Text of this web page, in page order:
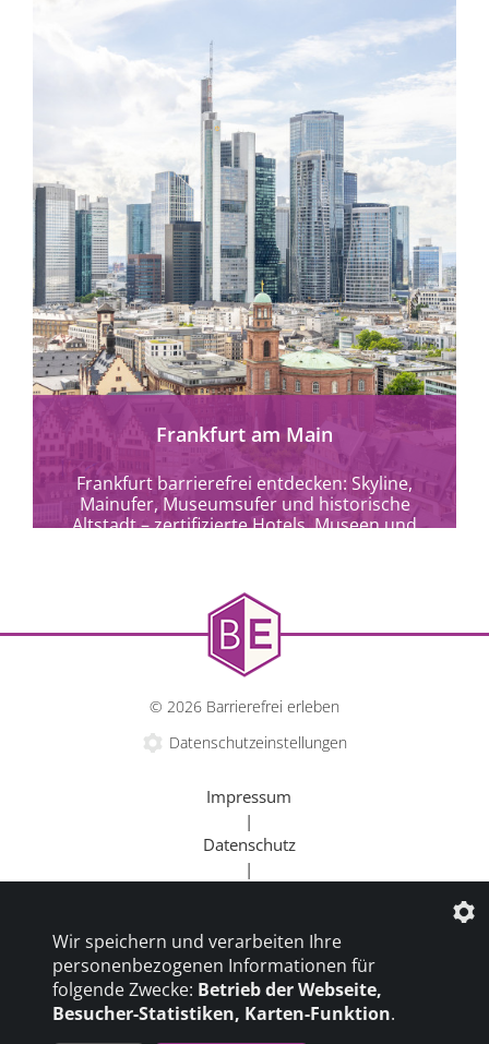
mehr erfahren
Frankfurt am Main
Frankfurt barrierefrei entdecken: Skyline,
Mainufer, Museumsufer und historische
Altstadt – zertifizierte Hotels, Museen und
© 2026 Barrierefrei erleben
Datenschutzeinstellungen
Impressum
|
Datenschutz
|
Beratung
|
Goldener Rollstuhl
|
Wir speichern und verarbeiten Ihre
personenbezogenen Informationen für
folgende Zwecke: Betrieb der Webseite,
Besucher-Statistiken, Karten-Funktion.